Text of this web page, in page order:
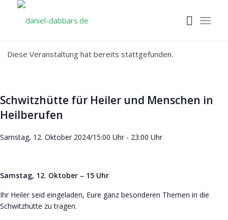
Diese Veranstaltung hat bereits stattgefunden.
Schwitzhütte für Heiler und Menschen in
Heilberufen
Samstag, 12. Oktober 2024/15:00 Uhr - 23:00 Uhr
Samstag, 12. Oktober – 15 Uhr
Ihr Heiler seid eingeladen, Eure ganz besonderen Themen in die
Schwitzhütte zu tragen.